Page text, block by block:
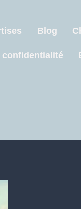
Blog
confidentialité